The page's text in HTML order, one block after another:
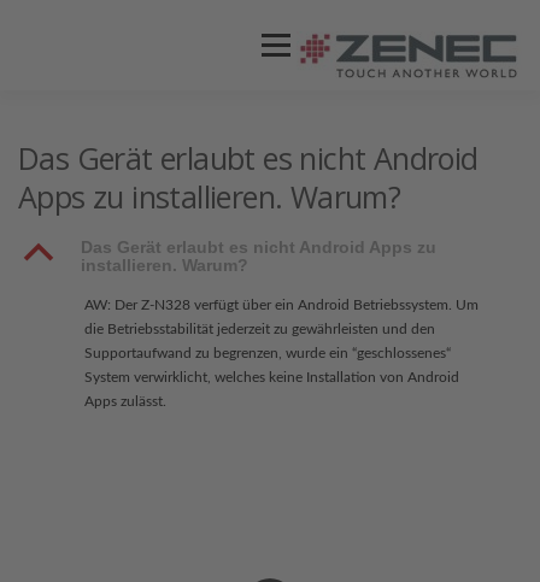
Menü
Das Gerät erlaubt es nicht Android
Apps zu installieren. Warum?
B
Das Gerät erlaubt es nicht Android Apps zu
installieren. Warum?
AW: Der Z-N328 verfügt über ein Android Betriebssystem. Um
die Betriebsstabilität jederzeit zu gewährleisten und den
Supportaufwand zu begrenzen, wurde ein “geschlossenes“
System verwirklicht, welches keine Installation von Android
Apps zulässt.